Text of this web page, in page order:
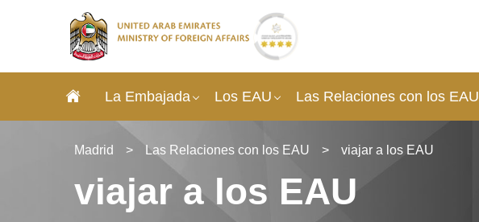
La Embajada​ Los EAU Las Relaciones con los EAU
Madrid > Las Relaciones con los EAU > viajar a los EAU
viajar a los EAU